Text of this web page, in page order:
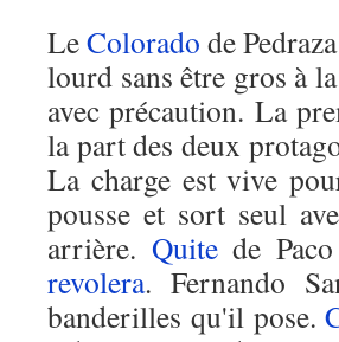
LeColorado de
lourd sans être gros à
avec précaution. La
la part des deux
La charge est vive
pousse et sort seul
arrière. Quitede
revolera. Fernando
banderilles qu'il pose.